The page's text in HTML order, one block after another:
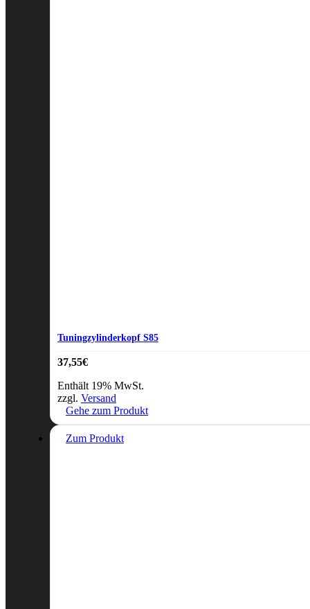
Tuningzylinderkopf S85
37,55€
Enthält 19% MwSt.
zzgl. Versand
Gehe zum Produkt
Zum Produkt